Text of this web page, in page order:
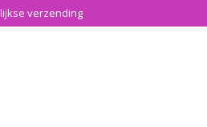
verzending